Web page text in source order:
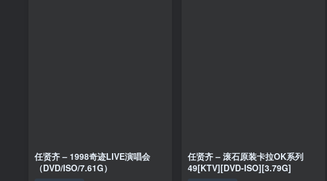
任贤齐 – 1998奇迹LIVE演唱会
（DVD/ISO/7.61G）
任贤齐 – 滚石原装卡拉OK系列
49[KTV][DVD-ISO][3.79G]